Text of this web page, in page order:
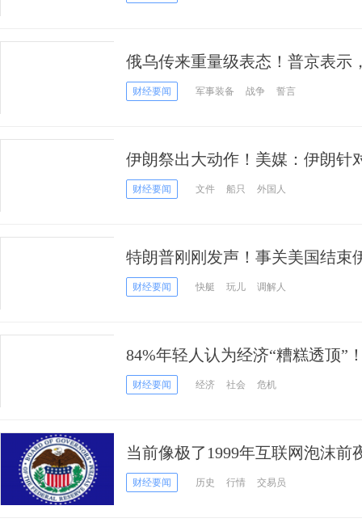
俄乌传来重量级表态！普京表示
束财经要闻 军事装备 战争 誓言
伊朗祭出大动作！美媒：伊朗针
规，旨在巩固战时成果
财经要闻 文件 船只 外国人
特朗普刚刚发声！事关美国结束
结束 那将一目了然”
财经要闻 快艇 玩儿 调解人
84%年轻人认为经济“糟糕透顶”
财经要闻 经济 社会 危机
当前像极了1999年互联网泡沫前
市还有1到2年”，沃什“没机会”降
财经要闻 历史 行情 交易员